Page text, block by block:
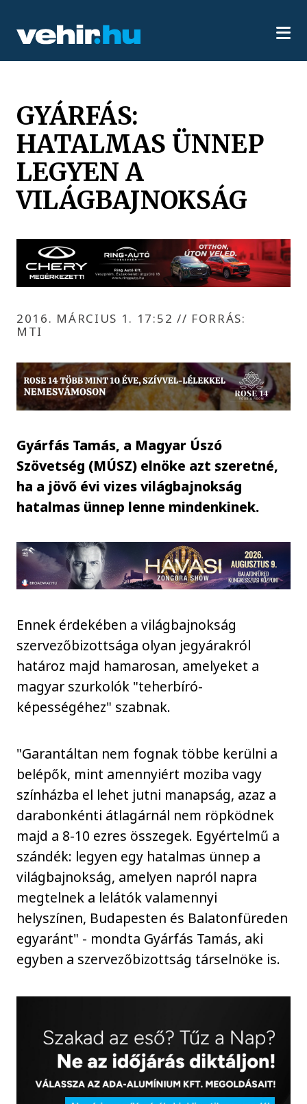
GYÁRFÁS:
HATALMAS ÜNNEP
LEGYEN A
VILÁGBAJNOKSÁG
2016. MÁRCIUS 1. 17:52 // FORRÁS:
MTI
Gyárfás Tamás, a Magyar Úszó
Szövetség (MÚSZ) elnöke azt szeretné,
ha a jövő évi vizes világbajnokság
hatalmas ünnep lenne mindenkinek.
Ennek érdekében a világbajnokság
szervezőbizottsága olyan jegyárakról
határoz majd hamarosan, amelyeket a
magyar szurkolók "teherbíró-
képességéhez" szabnak.
"Garantáltan nem fognak többe kerülni a
belépők, mint amennyiért moziba vagy
színházba el lehet jutni manapság, azaz a
darabonkénti átlagárnál nem röpködnek
majd a 8-10 ezres összegek. Egyértelmű a
szándék: legyen egy hatalmas ünnep a
világbajnokság, amelyen napról napra
megtelnek a lelátók valamennyi
helyszínen, Budapesten és Balatonfüreden
egyaránt" - mondta Gyárfás Tamás, aki
egyben a szervezőbizottság társelnöke is.